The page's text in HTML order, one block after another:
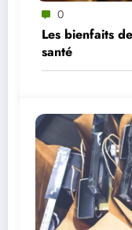
0
Les bienfaits
santé